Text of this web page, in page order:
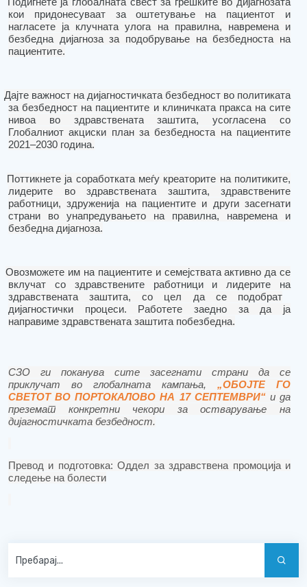
кои придонесуваат за оштетување на пациентот и
нагласете ја клучната улога на правилна, навремена и
безбедна дијагноза за подобрување на безбедноста на
пациентите.
Дајте важност на дијагностичката безбедност во политиката
за безбедност на пациентите и клиничката пракса на сите
нивоа воздравственатазаштита, усогласена со
Глобалниот акциски план за безбедноста на пациентите
2021–2030 година.
Поттикнете ја соработката меѓу креаторите на политиките,
лидерите во здравствената заштита, здравствените
работници,здруженија на пациентите и други засегнати
страни во унапредувањето на правилна, навремена и
безбедна дијагноза.
Овозможете им на пациентите и семејствата активно да се
вклучат со здравствените работници и лидерите на
здравствената заштита, со цел да се подобрат
дијагностички процеси. Работете заедно за да ја
направиме здравствената заштита побезбедна.
СЗО ги поканува сите засегнати страни да се
приклучат во глобалната кампања, „ОБОЈТЕ ГО
СВЕТОТ ВО ПОРТОКАЛОВО НА 17 СЕПТЕМВРИ“ ида
преземат конкретни чекори заостварување на
дијагностичката безбедност.
Превод и подготовка: Оддел за здравствена промоција и
следење на болести